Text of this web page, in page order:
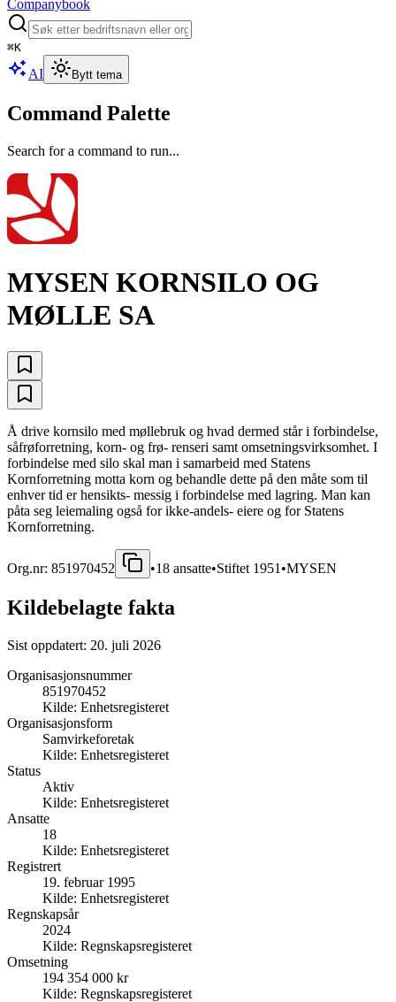
Companybook
⌘K
AI Bytt tema
Command Palette
Search for a command to run...
MYSEN KORNSILO OG
MØLLE SA
Å drive kornsilo med møllebruk og hvad dermed står i forbindelse,
såfrøforretning, korn- og frø- renseri samt omsetningsvirksomhet. I
forbindelse med silo skal man i samarbeid med Statens
Kornforretning motta korn og behandle dette på den måte som til
enhver tid er hensikts- messig i forbindelse med lagring. Man kan
påta seg leiemaling også for ikke-andels- eiere og for Statens
Kornforretning.
Org.nr: 851970452 •18 ansatte•Stiftet 1951 •MYSEN
Kildebelagte fakta
Sist oppdatert: 20. juli 2026
Organisasjonsnummer
851970452
Kilde: Enhetsregisteret
Organisasjonsform
Samvirkeforetak
Kilde: Enhetsregisteret
Status
Aktiv
Kilde: Enhetsregisteret
Ansatte
18
Kilde: Enhetsregisteret
Registrert
19. februar 1995
Kilde: Enhetsregisteret
Regnskapsår
2024
Kilde: Regnskapsregisteret
Omsetning
194 354 000 kr
Kilde: Regnskapsregisteret